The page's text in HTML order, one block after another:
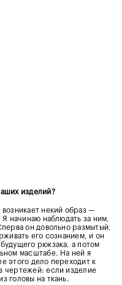
изделий?
некий образ —
начинаю наблюдать за ним,
он довольно размытый,
его сознанием, и он
рюкзака, а потом
масштабе. На ней я
этого дело переходит к
чертежей: если изделие
головы на ткань.